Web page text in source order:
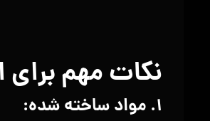
نکات مهم برای
۱. مواد ساخته شده: